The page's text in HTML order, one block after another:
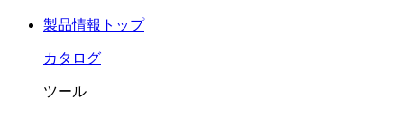
製品情報トップ
カタログ
ツール